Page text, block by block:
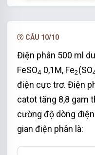
hạn.
CÂU 10/10
Điện phân 500 ml
FeSO4 0,1M, Fe2(SO
điện cực trơ. Điện
catot tăng 8,8 gam
cường độ dòng
gian điện phân là: